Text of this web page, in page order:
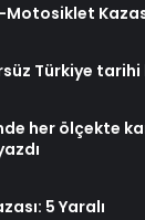
Türkiye tarihi
her ölçekte
5 Yaralı